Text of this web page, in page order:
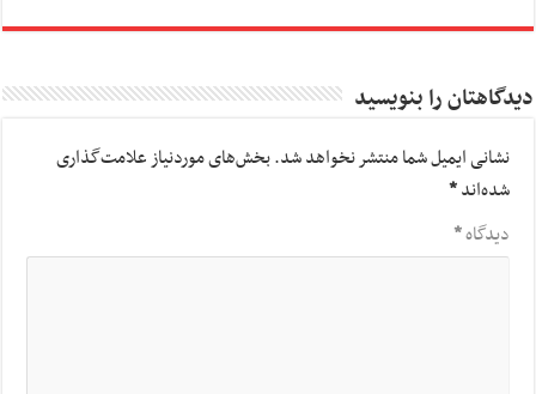
دیدگاهتان را بنویسید
نشانی ایمیل شما منتشر نخواهد شد.بخش‌های موردنیاز علامت‌گذاری
شده‌اند*
دیدگاه*